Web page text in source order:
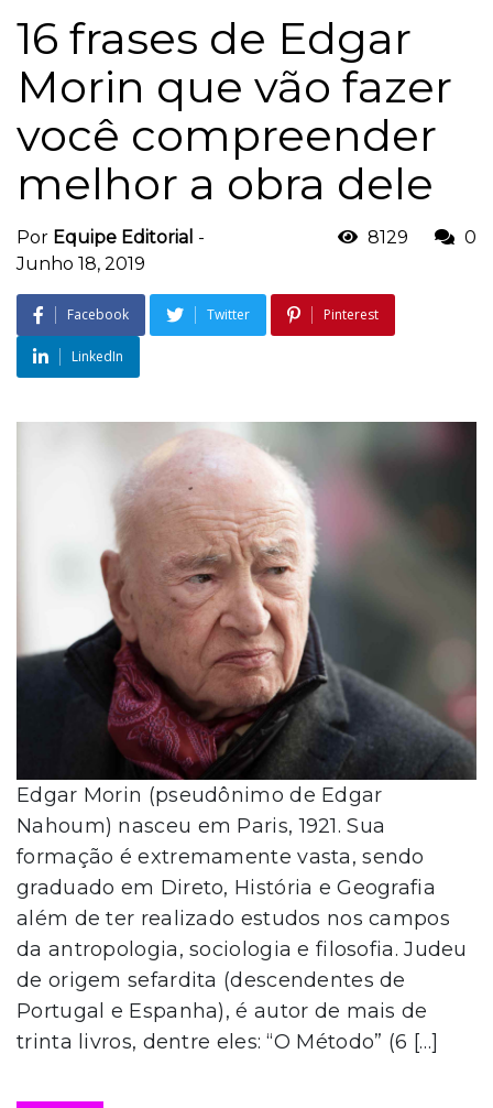
16 frases de Edgar
Morin que vão fazer
você compreender
melhor a obra dele
Por Equipe Editorial -
Junho 18, 2019
8129 0
Facebook Twitter Pinterest
LinkedIn
Edgar Morin (pseudônimo de Edgar
Nahoum) nasceu em Paris, 1921. Sua
formação é extremamente vasta, sendo
graduado em Direto, História e Geografia
além de ter realizado estudos nos campos
da antropologia, sociologia e filosofia. Judeu
de origem sefardita (descendentes de
Portugal e Espanha), é autor de mais de
trinta livros, dentre eles: “O Método” (6 […]